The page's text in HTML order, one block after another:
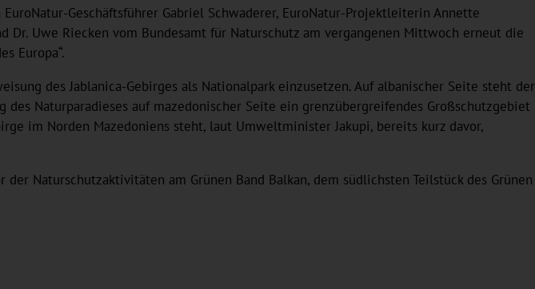
Geschäftsführer Gabriel Schwaderer, EuroNatur-Projektleiterin Annette
Dr. Uwe Riecken vom Bundesamt für Naturschutz am vergangenen Mittwoch erneut die
Europa“.
des Jablanica-Gebirges als Nationalpark einzusetzen. Auf albanischer Seite steht der
Naturparadieses auf mazedonischer Seite ein grenzübergreifendes Großschutzgebiet
im Norden Mazedoniens steht, laut Umweltminister Jakupi, bereits kurz davor,
Naturschutzaktivitäten am Grünen Band Balkan, dem südlichsten Teilstück des Grünen